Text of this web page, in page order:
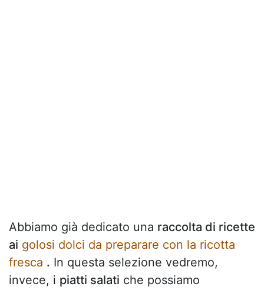
Abbiamo già dedicato una raccolta di ricette
ai golosi dolci da preparare con la ricotta
fresca . In questa selezione vedremo,
invece, i piatti salati che possiamo